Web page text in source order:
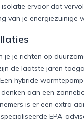
ervoor dat
van je energiezuinige
je richten op
de laatste jaren
hybride
aan een
is er een extra
EPA-